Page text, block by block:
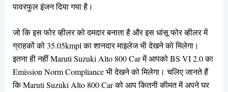
पावरफुल इंजन दिया गया है।
जो कि इस फोर व्हीलर को दमदार बनाता है और इस धांसू फोर व्हीलर में
ग्राहकों को 35.05kmpl का शानदार माइलेज भी देखने को मिलेगा।
इतना ही नहीं Maruti Suzuki Alto 800 Car में आपको BS VI 2.0 का
Emission Norm Compliance भी देखने को मिलेगा।‌ चलिए जानते हैं
कि Maruti Suzuki Alto 800 Car को आप कितनी कीमत में अपने घर